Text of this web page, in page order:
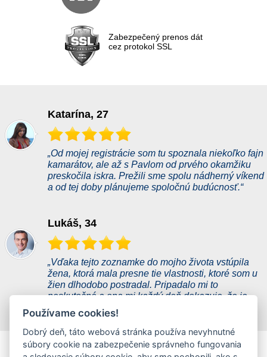
Zabezpečený prenos dát
cez protokol SSL
„Od mojej registrácie som tu spoznala niekoľko fajn
kamarátov, ale až s Pavlom od prvého okamžiku
preskočila iskra. Prežili sme spolu nádherný víkend
a od tej doby plánujeme spoločnú budúcnosť.“
Katarína, 27
„Vďaka tejto zoznamke do mojho života vstúpila
žena, ktorá mala presne tie vlastnosti, ktoré som u
žien dlhodobo postradal. Pripadalo mi to
neskutočné a ona mi každý deň dokazuje, že je
všetkým čo som si mohol priať.“
Lukáš, 34
flirtmax.com je najvätšia slovenská flirt zoznamka
obsahujúca profily uživatelov hľadajucích prevážne
Používame cookies!
Dobrý deň, táto webová stránka používa nevyhnutné
súbory cookie na zabezpečenie správneho fungovania